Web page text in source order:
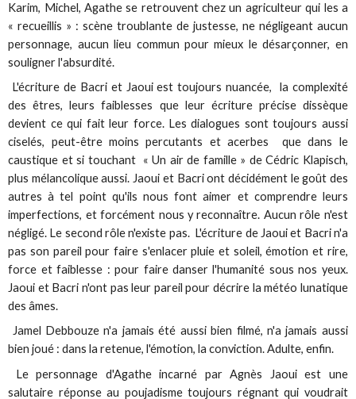
Karim, Michel, Agathe se retrouvent chez un agriculteur qui les a
« recueillis » : scène troublante de justesse, ne négligeant aucun
personnage, aucun lieu commun pour mieux le désarçonner, en
souligner l'absurdité.
L'écriture de Bacri et Jaoui est toujours nuancée, la complexité
des êtres, leurs faiblesses que leur écriture précise dissèque
devient ce qui fait leur force. Les dialogues sont toujours aussi
ciselés, peut-être moins percutants et acerbes que dans le
caustique et si touchant « Un air de famille » de Cédric Klapisch,
plus mélancolique aussi. Jaoui et Bacri ont décidément le goût des
autres à tel point qu'ils nous font aimer et comprendre leurs
imperfections, et forcément nous y reconnaître. Aucun rôle n'est
négligé. Le second rôle n'existe pas. L'écriture de Jaoui et Bacri n'a
pas son pareil pour faire s'enlacer pluie et soleil, émotion et rire,
force et faiblesse : pour faire danser l'humanité sous nos yeux.
Jaoui et Bacri n'ont pas leur pareil pour décrire la météo lunatique
des âmes.
Jamel Debbouze n'a jamais été aussi bien filmé, n'a jamais aussi
bien joué : dans la retenue, l'émotion, la conviction. Adulte, enfin.
Le personnage d'Agathe incarné par Agnès Jaoui est une
salutaire réponse au poujadisme toujours régnant qui voudrait